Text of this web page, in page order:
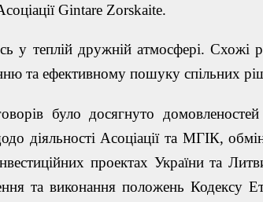
Gintare Zorskaite.
у теплій дружній атмосфері. Схожі
та ефективному пошуку спільних
було досягнуто
діяльності Асоціації та МГІК,
проектах України та
та виконання положень Кодексу